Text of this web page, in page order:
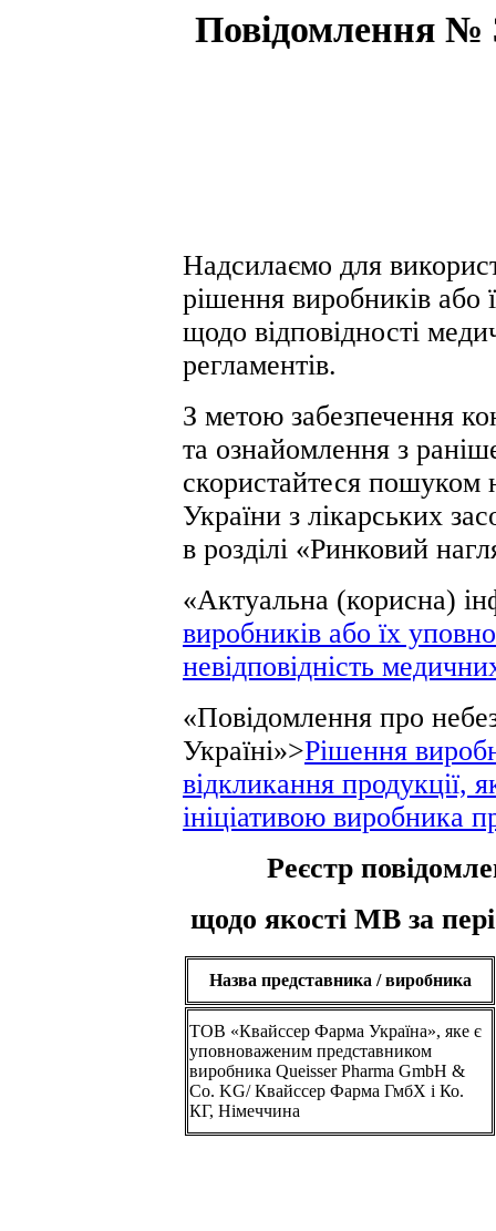
Повідомлення №
Надсилаємо для
рішення виробників або
щодо відповідності
регламентів.
З метою забезпечення
та ознайомлення з
скористайтеся пошуком
України з лікарських
в розділі «Ринковий
«Актуальна (корисна)
виробників або їх
невідповідність
«Повідомлення про
Україні»>Рішення
відкликання продукції,
ініціативою виробника
Реєстр
щодо якості МВ за
Назва представника / виробника
ТОВ «Квайссер Фарма Україна», яке є
уповноваженим представником
виробника Queisser Pharma GmbH &
Co. KG/ Квайссер Фарма ГмбХ і Ко.
КГ, Німеччина